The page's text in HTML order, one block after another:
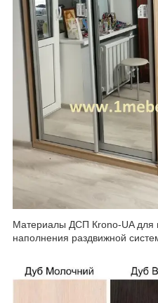
Материалы ДСП Кrono-UA для
наполнения раздвижной